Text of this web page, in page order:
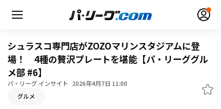
無料アカウント登録
シュラスコ専門店がZOZOマリンスタジアムに登
場！ 4種の贅沢プレートを堪能【パ・リーググル
メ部 #6】
パ・リーグ インサイト 2026年4月7日 11:00
グルメ